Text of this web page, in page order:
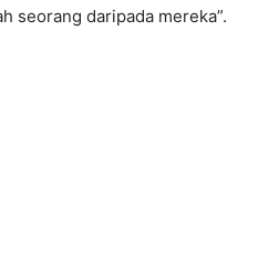
seorang daripada mereka”.